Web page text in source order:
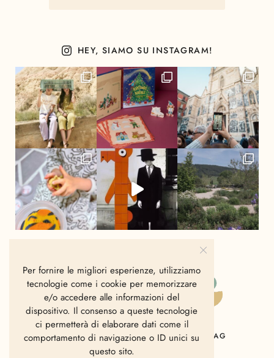
HEY, SIAMO SU INSTAGRAM!
HOME CHI SIAMO CONTATTI MAG
Per fornire le migliori esperienze, utilizziamo
tecnologie come i cookie per memorizzare
e/o accedere alle informazioni del
dispositivo. Il consenso a queste tecnologie
ci permetterà di elaborare dati come il
comportamento di navigazione o ID unici su
questo sito.